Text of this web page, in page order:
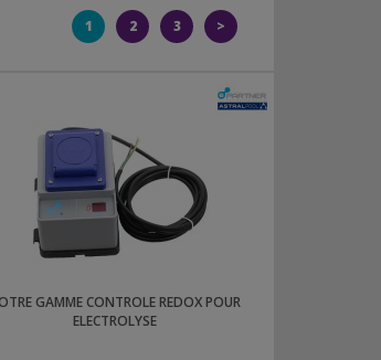
1 2 3 >
GAMME CONTROLE REDOX POUR
ELECTROLYSE